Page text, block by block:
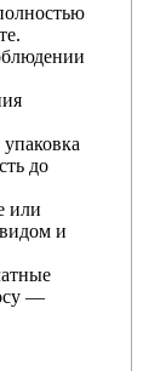
до
или
и
—